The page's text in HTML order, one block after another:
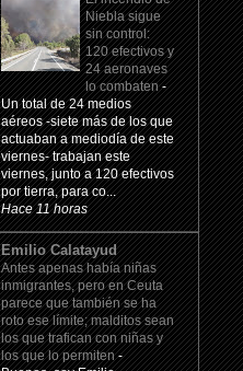
Niebla sigue
sin control:
120 efectivos y
24 aeronaves
lo combaten-
Un total de 24 medios
aéreos -siete más de los que
actuaban a mediodía de este
viernes- trabajan este
viernes, junto a 120 efectivos
por tierra, para co...
Hace 11 horas
Emilio Calatayud
Antes apenas había niñas
inmigrantes, pero en Ceuta
parece que también se ha
roto ese límite; malditos sean
los que trafican con niñas y
los que lo permiten-